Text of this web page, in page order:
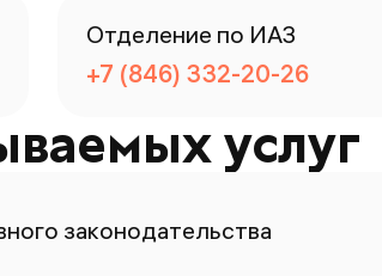
Отделение по ИАЗ
+7 (846) 332-20-26
услуг
законодательства